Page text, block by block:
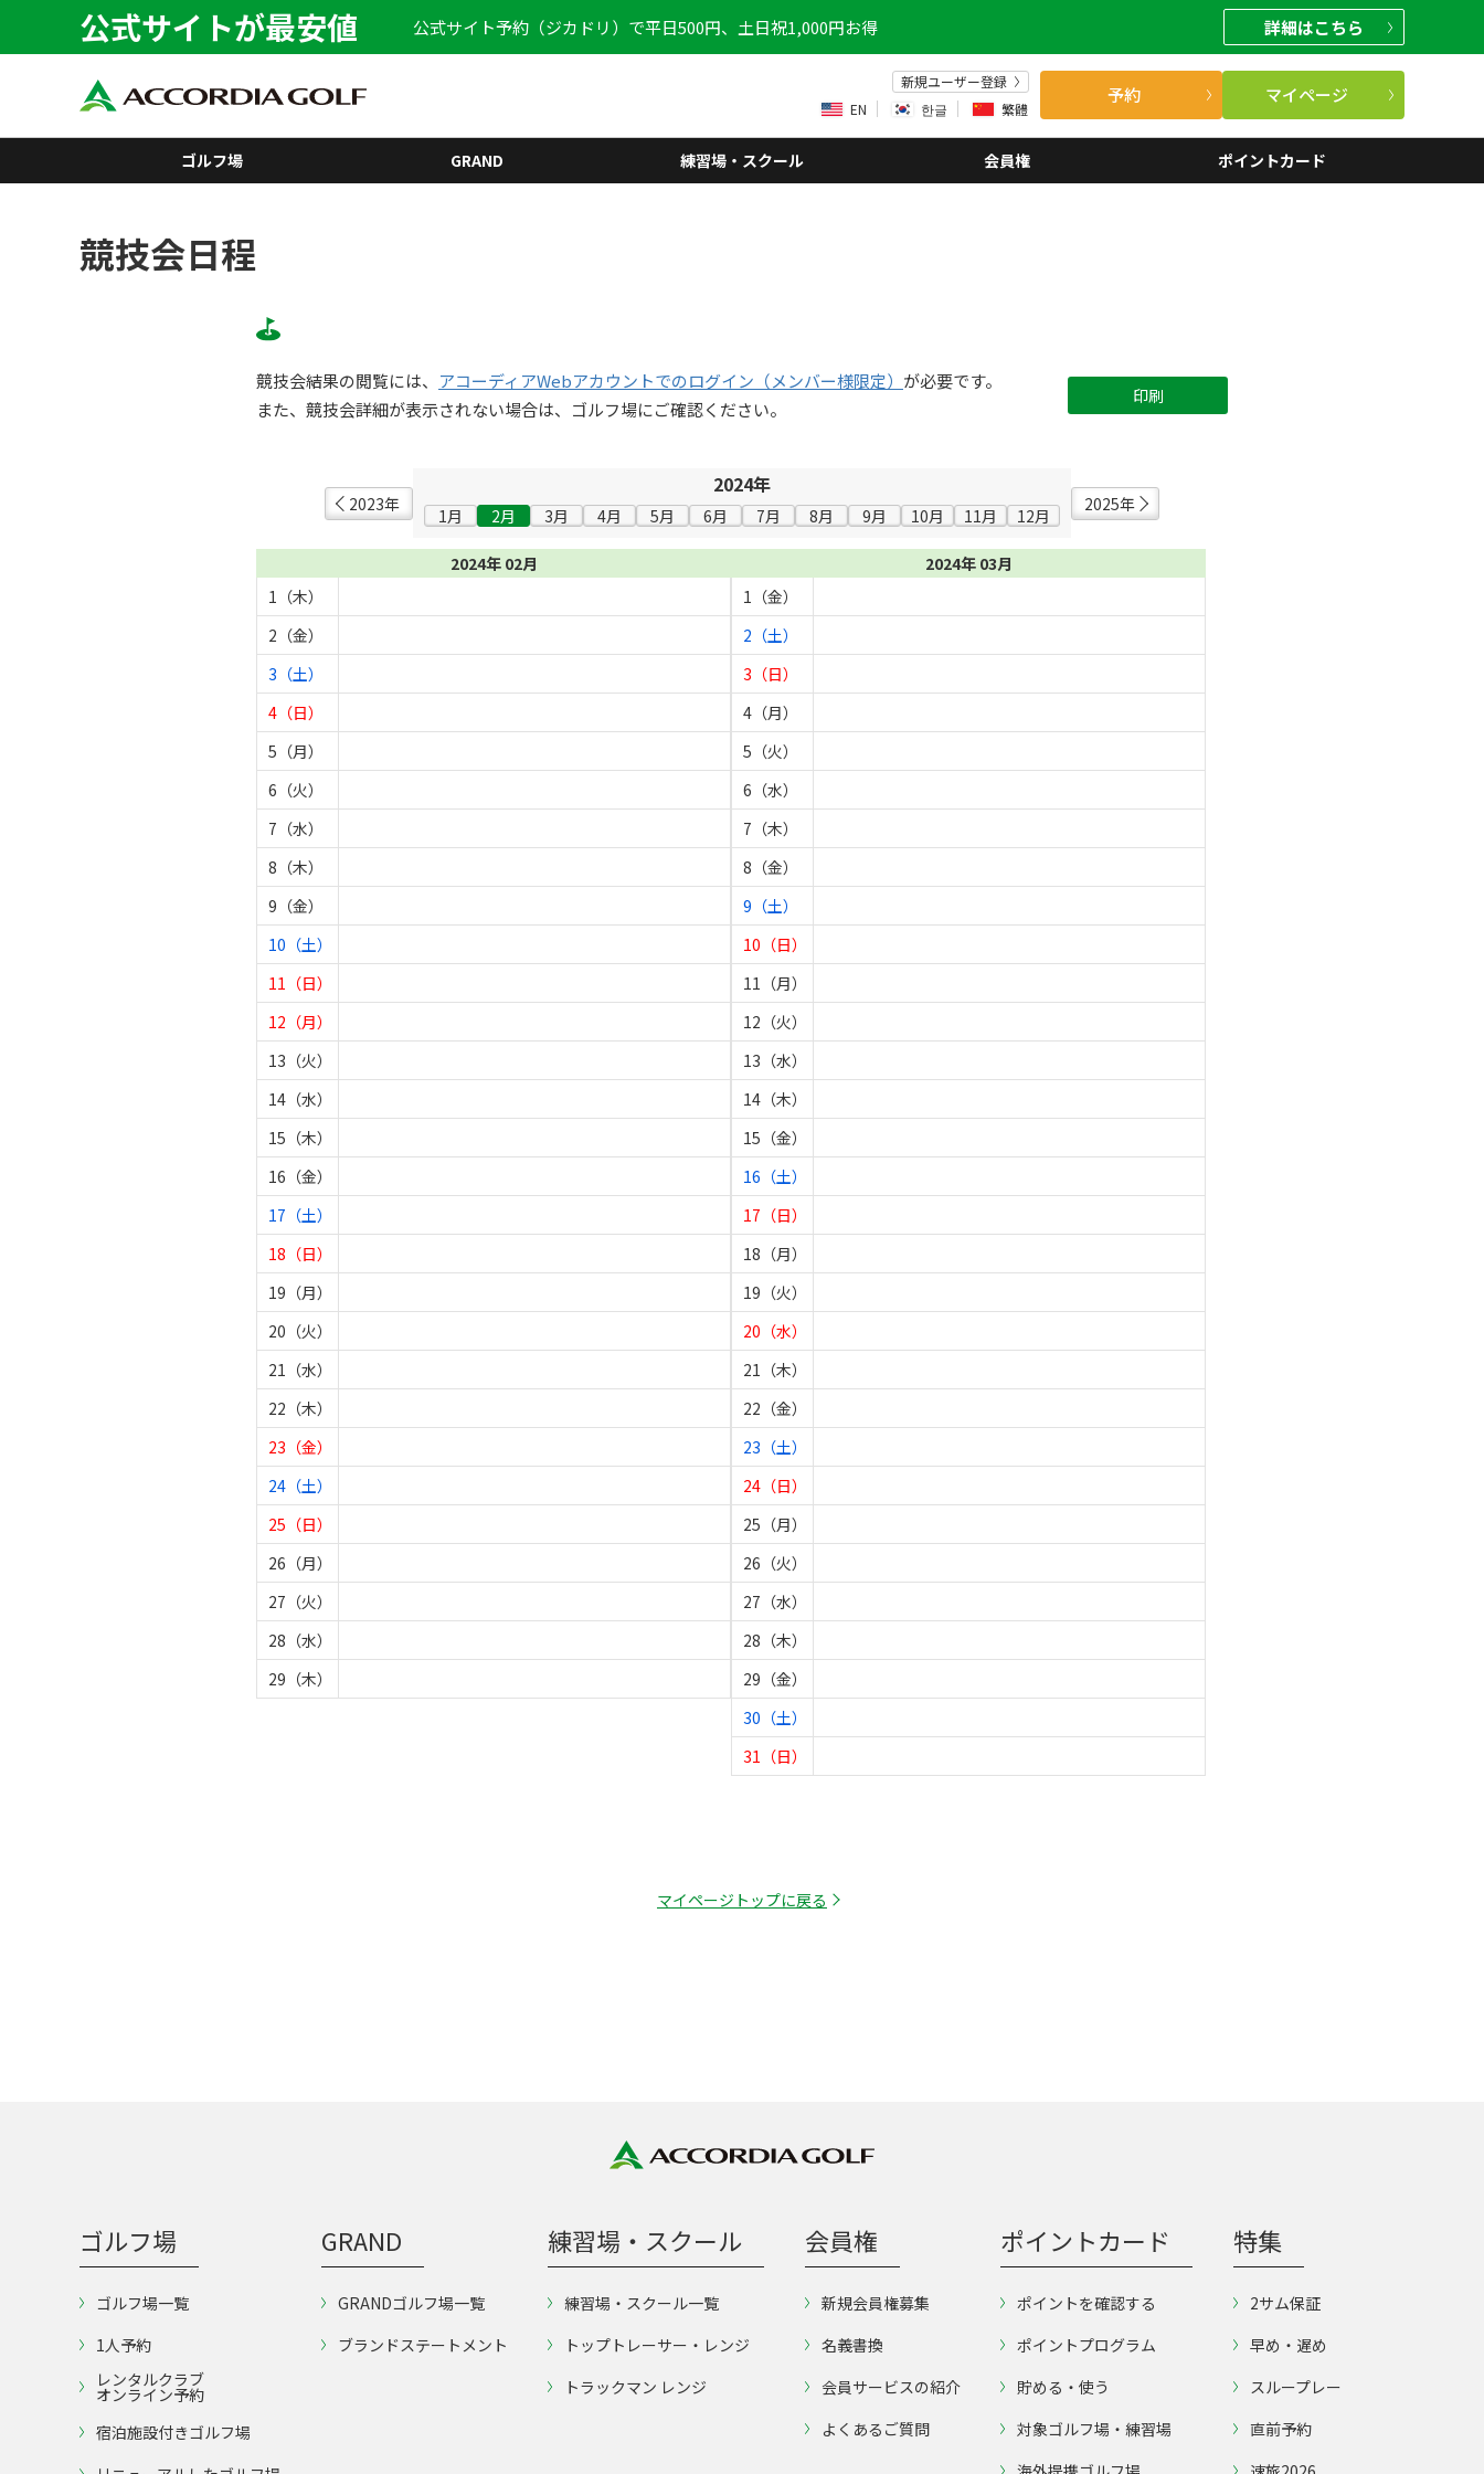
公式サイトが最安値 公式サイト予約（ジカドリ）で平日500円、土日祝1,000円お得 詳細はこちら
新規ユーザー登録
EN
한글 繁體
予約 マイページ
ゴルフ場 GRAND 練習場・スクール 会員権 ポイントカード
競技会日程
競技会結果の閲覧には、 アコーディアWebアカウントでのログイン（メンバー様限定） が必要です。
また、競技会詳細が表示されない場合は、ゴルフ場にご確認ください。
印刷
2023年
2024年
1月 2月 3月 4月 5月 6月 7月 8月 9月 10月 11月 12月
2025年
2024年 02月
1（木）
2（金）
3（土）
4（日）
5（月）
6（火）
7（水）
8（木）
9（金）
10（土）
11（日）
12（月）
13（火）
14（水）
15（木）
16（金）
17（土）
18（日）
19（月）
20（火）
21（水）
22（木）
23（金）
24（土）
25（日）
26（月）
27（火）
28（水）
29（木）
2024年 03月
1（金）
2（土）
3（日）
4（月）
5（火）
6（水）
7（木）
8（金）
9（土）
10（日）
11（月）
12（火）
13（水）
14（木）
15（金）
16（土）
17（日）
18（月）
19（火）
20（水）
21（木）
22（金）
23（土）
24（日）
25（月）
26（火）
27（水）
28（木）
29（金）
30（土）
31（日）
マイページトップに戻る
ゴルフ場
ゴルフ場一覧
1人予約
レンタルクラブ
オンライン予約
宿泊施設付きゴルフ場
GRAND
GRANDゴルフ場一覧
ブランドステートメント
練習場・スクール
練習場・スクール一覧
トップトレーサー・レンジ
トラックマン レンジ
会員権
新規会員権募集
名義書換
会員サービスの紹介
よくあるご質問
ポイントカード
ポイントを確認する
ポイントプログラム
貯める・使う
対象ゴルフ場・練習場
特集
2サム保証
早め・遅め
スループレー
直前予約